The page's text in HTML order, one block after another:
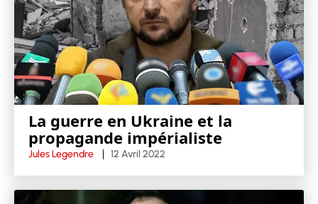
La guerre en Ukraine et la
propagande impérialiste
Jules Legendre 12 Avril 2022